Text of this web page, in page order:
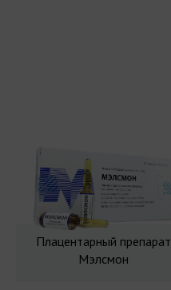
Плацентарный препарат
Мэлсмон